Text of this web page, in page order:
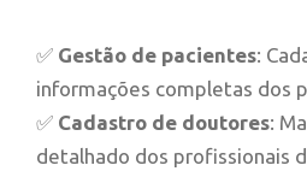
✅ Gestão de pacientes:
informações completas dos
✅ Cadastro de doutores:
detalhado dos profissionais